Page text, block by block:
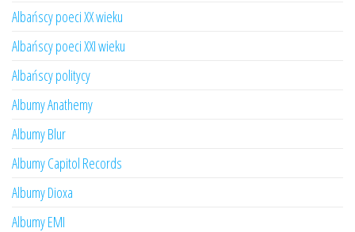
Albańscy poeci XX wieku
Albańscy poeci XXI wieku
Albańscy politycy
Albumy Anathemy
Albumy Blur
Albumy Capitol Records
Albumy Dioxa
Albumy EMI